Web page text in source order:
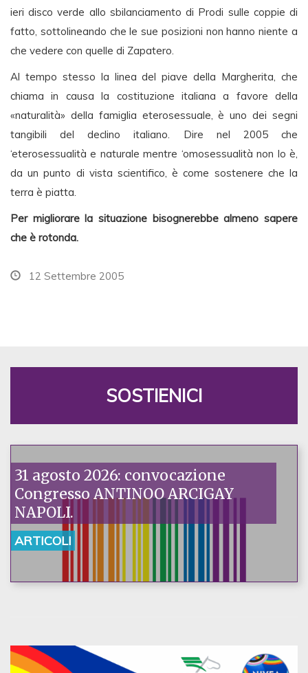
ieri disco verde allo sbilanciamento di Prodi sulle coppie di
fatto, sottolineando che le sue posizioni non hanno niente a
che vedere con quelle di Zapatero.
Al tempo stesso la linea del piave della Margherita, che
chiama in causa la costituzione italiana a favore della
«naturalità» della famiglia eterosessuale, è uno dei segni
tangibili del declino italiano. Dire nel 2005 che
‘eterosessualità e naturale mentre ‘omosessualità non lo è,
da un punto di vista scientifico, è come sostenere che la
terra è piatta.
Per migliorare la situazione bisognerebbe almeno sapere
che è rotonda.
12 Settembre 2005
SOSTIENICI
31 agosto 2026: convocazione
Congresso ANTINOO ARCIGAY
NAPOLI.
ARTICOLI